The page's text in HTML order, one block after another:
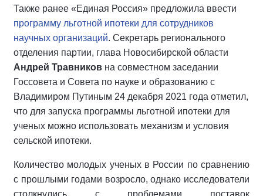
Также ранее «Единая Россия» предложила ввести
программу льготной ипотеки для сотрудников
научных организаций. Секретарь регионального
отделения партии, глава Новосибирской области
Андрей Травников на совместном заседании
Госсовета и Совета по науке и образованию с
Владимиром Путиным 24 декабря 2021 года отметил,
что для запуска программы льготной ипотеки для
ученых можно использовать механизм и условия
сельской ипотеки.
Количество молодых ученых в России по сравнению
с прошлыми годами возросло, однако исследователи
столкнулись с проблемами поставок